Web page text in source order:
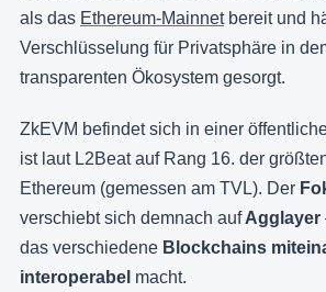
als das Ethereum-Mainnetbereit und
Verschlüsselung für Privatsphäre in
transparenten Ökosystem gesorgt.
ZkEVM befindet sich in einer
ist laut L2Beat auf Rang 16. der
Ethereum (gemessen am TVL). Der
verschiebt sich demnach aufAgglayer
das verschiedene Blockchains
interoperabel macht.